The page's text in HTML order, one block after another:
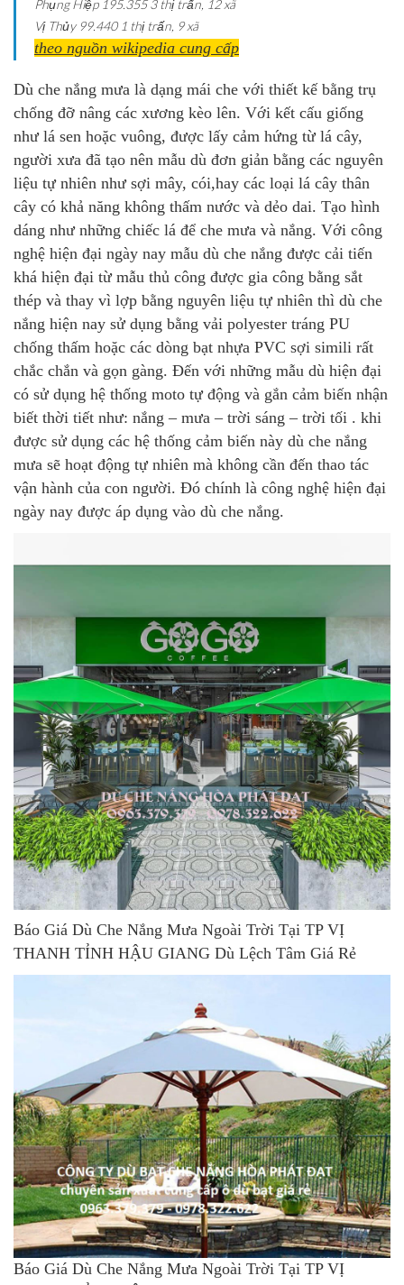
Phụng Hiệp 195.355 3 thị trấn, 12 xã
Vị Thủy 99.440 1 thị trấn, 9 xã
theo nguồn wikipedia cung cấp
Dù che nắng mưa là dạng mái che với thiết kế bằng trụ
chống đỡ nâng các xương kèo lên. Với kết cấu giống
như lá sen hoặc vuông, được lấy cảm hứng từ lá cây,
người xưa đã tạo nên mẫu dù đơn giản bằng các nguyên
liệu tự nhiên như sợi mây, cói,hay các loại lá cây thân
cây có khả năng không thấm nước và dẻo dai. Tạo hình
dáng như những chiếc lá để che mưa và nắng. Với công
nghệ hiện đại ngày nay mẫu dù che nắng được cải tiến
khá hiện đại từ mẫu thủ công được gia công bằng sắt
thép và thay vì lợp bằng nguyên liệu tự nhiên thì dù che
nắng hiện nay sử dụng bằng vải polyester tráng PU
chống thấm hoặc các dòng bạt nhựa PVC sợi simili rất
chắc chắn và gọn gàng. Đến với những mẫu dù hiện đại
có sử dụng hệ thống moto tự động và gắn cảm biến nhận
biết thời tiết như: nắng – mưa – trời sáng – trời tối . khi
được sử dụng các hệ thống cảm biến này dù che nắng
mưa sẽ hoạt động tự nhiên mà không cần đến thao tác
vận hành của con người. Đó chính là công nghệ hiện đại
ngày nay được áp dụng vào dù che nắng.
Báo Giá Dù Che Nắng Mưa Ngoài Trời Tại TP VỊ
THANH TỈNH HẬU GIANG Dù Lệch Tâm Giá Rẻ
Báo Giá Dù Che Nắng Mưa Ngoài Trời Tại TP VỊ